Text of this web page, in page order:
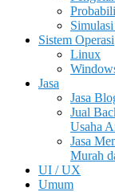
Sistem Operasi
Linux
Jasa
Jasa
Jual
Usaha
Jasa
Murah
UI / UX
Umum